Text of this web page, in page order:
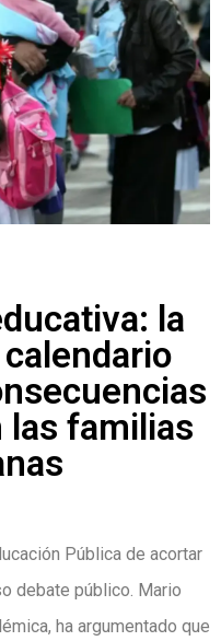
la
las familias
Pública de acortar
debate público. Mario
ha argumentado que